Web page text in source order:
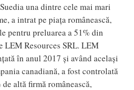
una dintre cele mai mari
a intrat pe piaţa românească,
pentru preluarea a 51% din
Resources SRL. LEM
în anul 2017 şi având acelaşi
canadiană, a fost controlată
altă firmă românească,